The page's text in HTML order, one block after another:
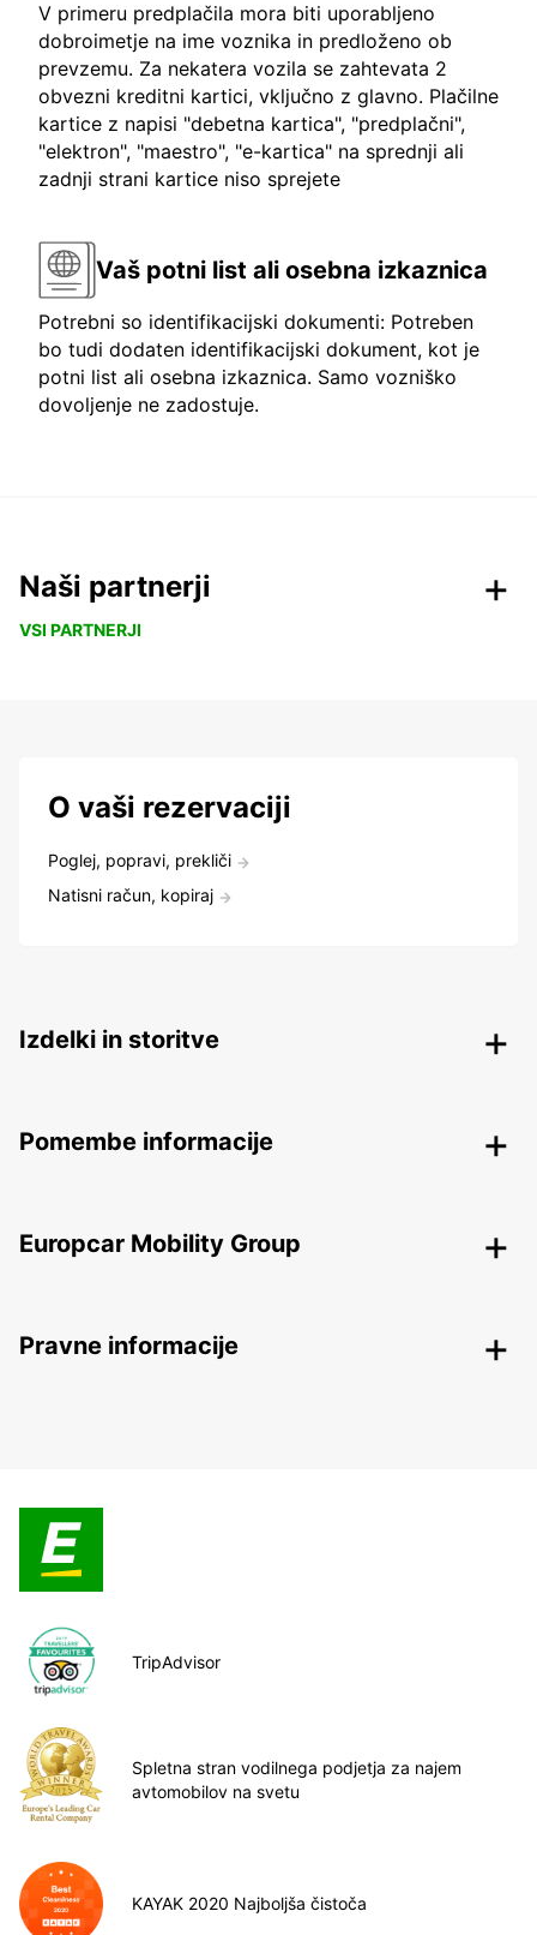
V primeru predplačila mora biti uporabljeno
dobroimetje na ime voznika in predloženo ob
prevzemu. Za nekatera vozila se zahtevata 2
obvezni kreditni kartici, vključno z glavno. Plačilne
kartice z napisi "debetna kartica", "predplačni",
"elektron", "maestro", "e-kartica" na sprednji ali
zadnji strani kartice niso sprejete
Vaš potni list ali osebna izkaznica
Potrebni so identifikacijski dokumenti: Potreben
bo tudi dodaten identifikacijski dokument, kot je
potni list ali osebna izkaznica. Samo vozniško
dovoljenje ne zadostuje.
Naši partnerji
VSI PARTNERJI
O vaši rezervaciji
Poglej, popravi, prekliči
Natisni račun, kopiraj
Izdelki in storitve
Pomembe informacije
Europcar Mobility Group
Pravne informacije
TripAdvisor
Spletna stran vodilnega podjetja za najem
avtomobilov na svetu
KAYAK 2020 Najboljša čistoča